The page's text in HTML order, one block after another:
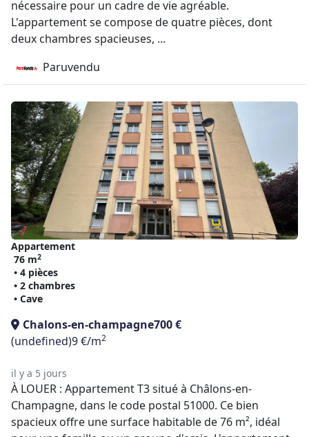
nécessaire pour un cadre de vie agréable.
L'appartement se compose de quatre pièces, dont
deux chambres spacieuses, ...
Paruvendu
Appartement
76 m2
• 4 pièces
• 2 chambres
• Cave
Chalons-en-champagne700 €
(undefined)9 €/m2
il y a 5 jours
À LOUER : Appartement T3 situé à Châlons-en-
Champagne, dans le code postal 51000. Ce bien
spacieux offre une surface habitable de 76 m², idéal